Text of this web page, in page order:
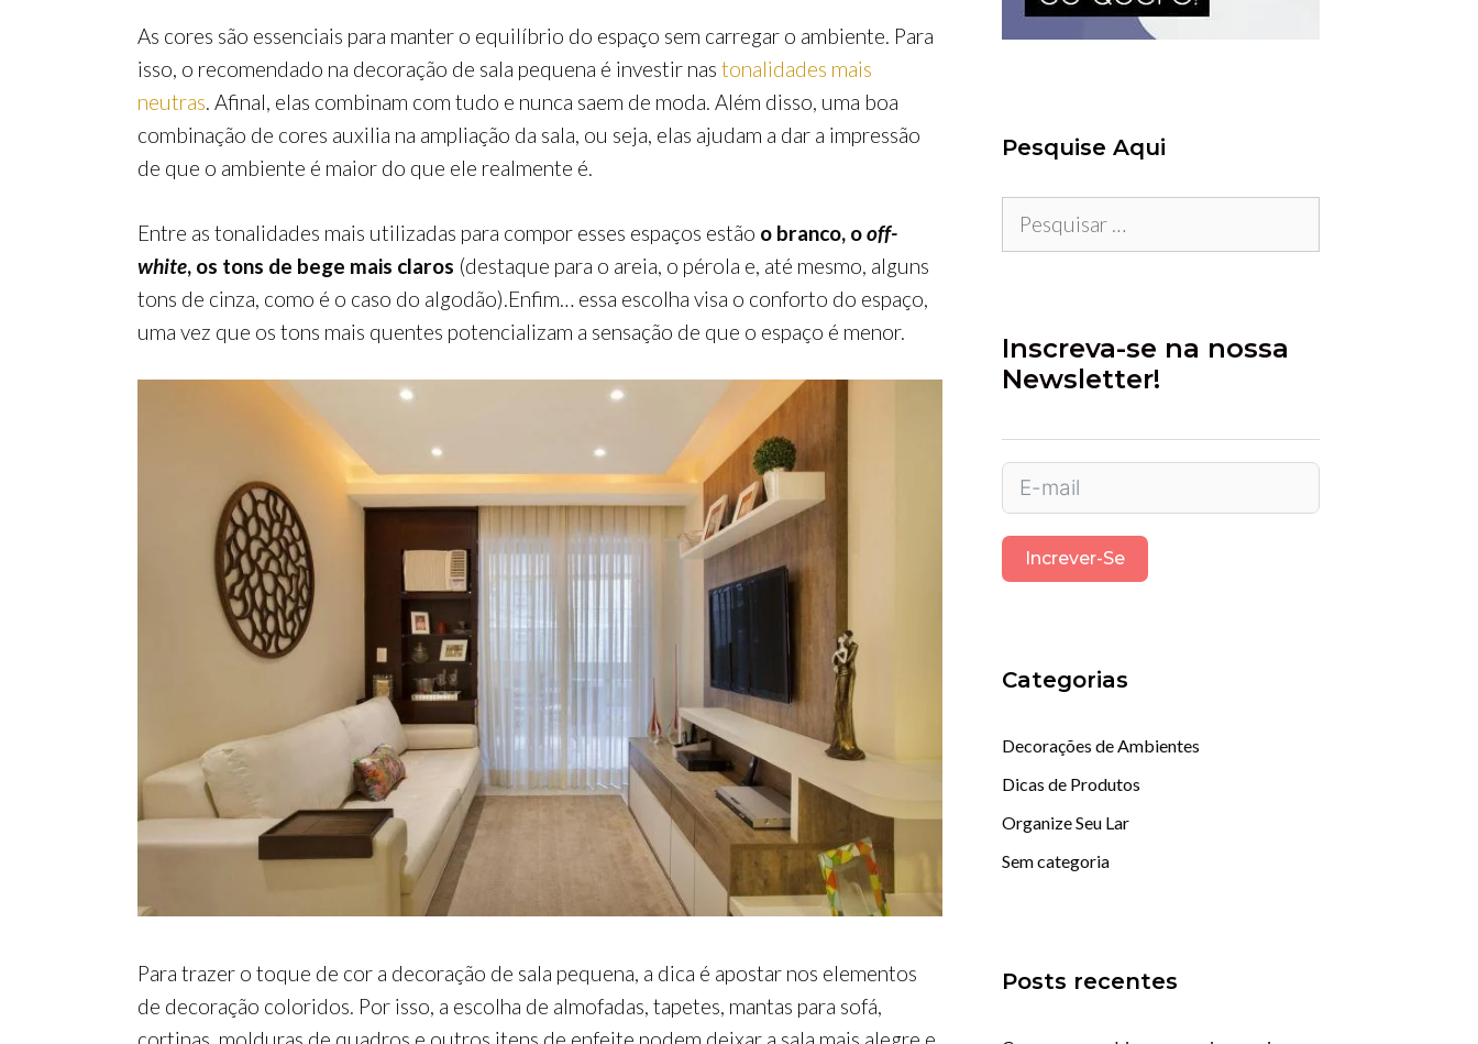
As cores são essenciais para manter o equilíbrio do espaço sem carregar o ambiente. Para
isso, o recomendado na decoração de sala pequena é investir nas tonalidades mais
neutras. Afinal, elas combinam com tudo e nunca saem de moda. Além disso, uma boa
combinação de cores auxilia na ampliação da sala, ou seja, elas ajudam a dar a impressão
de que o ambiente é maior do que ele realmente é.
Entre as tonalidades mais utilizadas para compor esses espaços estão o branco, ooff-
white, os tons de bege mais claros (destaque para o areia, o pérola e, até mesmo, alguns
tons de cinza, como é o caso do algodão).Enfim… essa escolha visa o conforto do espaço,
uma vez que os tons mais quentes potencializam a sensação de que o espaço é menor.
Para trazer o toque de cor a decoração de sala pequena, a dica é apostar nos elementos
de decoração coloridos. Por isso, a escolha de almofadas, tapetes, mantas para sofá,
Pesquise Aqui
por:
Inscreva-se na nossa
Newsletter!
Increver-Se
Categorias
Decorações de Ambientes
Dicas de Produtos
Organize Seu Lar
Sem categoria
Posts recentes